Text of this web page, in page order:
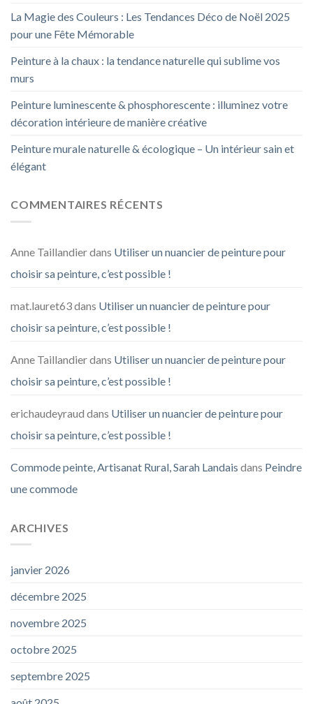
La Magie des Couleurs : Les Tendances Déco de Noël 2025
pour une Fête Mémorable
Peinture à la chaux : la tendance naturelle qui sublime vos
murs
Peinture luminescente & phosphorescente : illuminez votre
décoration intérieure de manière créative
Peinture murale naturelle & écologique – Un intérieur sain et
élégant
COMMENTAIRES RÉCENTS
Anne Taillandierdans Utiliser un nuancier de peinture pour
choisir sa peinture, c’est possible !
mat.lauret63dans Utiliser un nuancier de peinture pour
choisir sa peinture, c’est possible !
Anne Taillandierdans Utiliser un nuancier de peinture pour
choisir sa peinture, c’est possible !
erichaudeyraud dans Utiliser un nuancier de peinture pour
choisir sa peinture, c’est possible !
Commode peinte, Artisanat Rural, Sarah Landais dans Peindre
une commode
ARCHIVES
janvier 2026
décembre 2025
novembre 2025
octobre 2025
septembre 2025